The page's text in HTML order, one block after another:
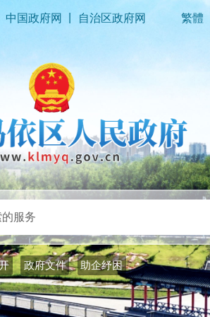
中国政府网 自治区政府网 繁體
政府文件 助企纾困
政务服务